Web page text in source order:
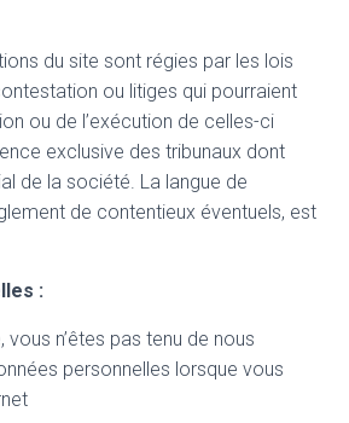
du site sont régies par les lois
ou litiges qui pourraient
ou de l’exécution de celles-ci
exclusive des tribunaux dont
de la société. La langue de
de contentieux éventuels, est
:
vous n’êtes pas tenu de nous
personnelles lorsque vous